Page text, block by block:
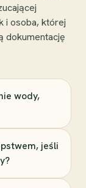
i osoba, której
dokumentację
wody,
jeśli